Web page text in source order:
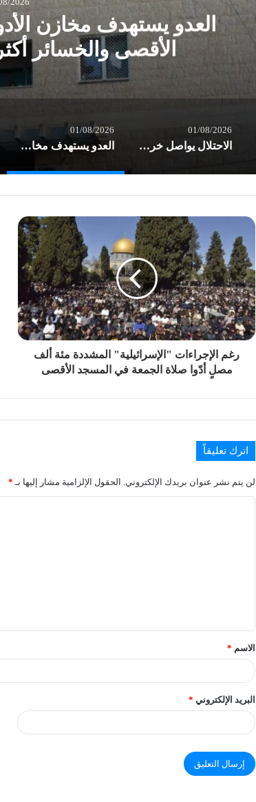
العدو يستهدف مخازن
الأقصى والخسائر
01/08/2026
الاحتلال يواصل خرق الهدنة في غزة.. شهداء وعشرات الإصابات بغارات العدو
01/08/2026
العدو يستهدف مخازن الأدوية في مستشفى شهداء الأقصى والخسائر أكثر من نصف مليون $
رغم الإجراءات "الإسرائيلية" المشددة مئة ألف
مصلٍ أدّوا صلاة الجمعة في المسجد الأقصى
اترك تعليقاً
لن يتم نشر عنوان بريدك الإلكتروني. الحقول الإلزامية مشار إليها بـ *
الاسم *
البريد الإلكتروني *